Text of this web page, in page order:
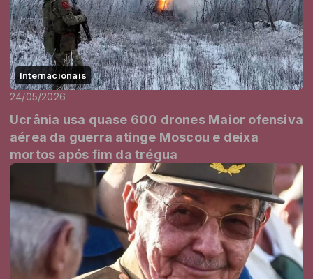
Internacionais
24/05/2026
Ucrânia usa quase 600 drones Maior ofensiva
aérea da guerra atinge Moscou e deixa
mortos após fim da trégua